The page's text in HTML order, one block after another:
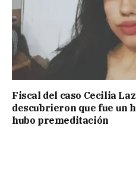
Fiscal del caso Cecilia
descubrieron que fue un
hubo premeditación